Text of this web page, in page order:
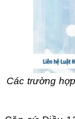
Các trường